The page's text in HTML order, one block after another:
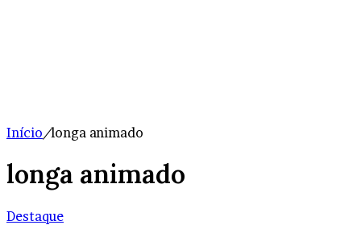
Início/longa animado
longa animado
Destaque